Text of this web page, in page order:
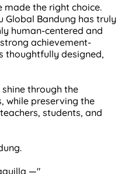
made the right choice.
Global Bandung has truly
human-centered and
achievement-
thoughtfully designed,
shine through the
while preserving the
students, and
—"